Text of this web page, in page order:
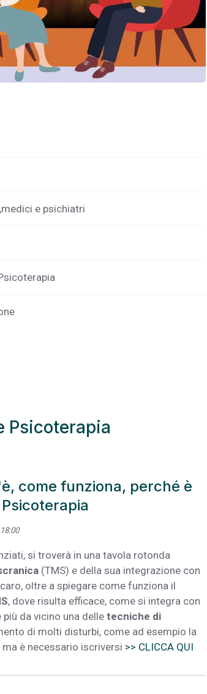
e psichiatri
Psicoterapia
come funziona, perché è
si troverà in una tavola rotonda
(TMS) e della sua integrazione con
oltre a spiegare come funziona il
, dove risulta efficace, come si integra con
da vicino una delletecniche di
di molti disturbi, come ad esempio la
è necessario iscriversi >> CLICCA QUI